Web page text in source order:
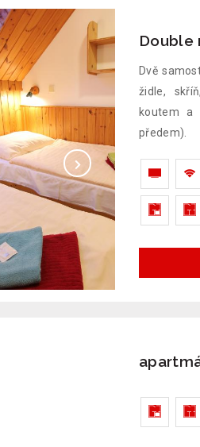
Double
Dvě
židle,
koutem a
předem).